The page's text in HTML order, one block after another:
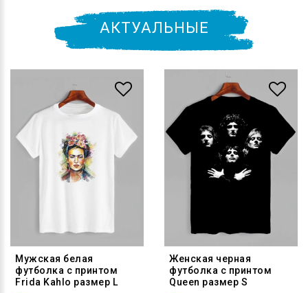
АКТУАЛЬНЫЕ
Мужская белая
футболка с принтом
Frida Kahlo размер L
Женская черная
футболка с принтом
Queen размер S